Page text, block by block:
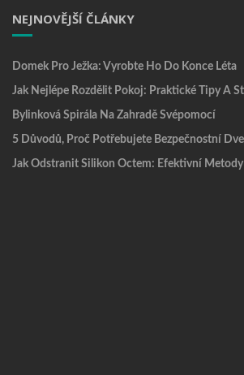
NEJNOVĚJŠÍ ČLÁNKY
Domek Pro Ježka: Vyrobte Ho Do Konce Léta
Jak Nejlépe Rozdělit Pokoj: Praktické Tipy A
Bylinková Spirála Na Zahradě Svépomocí
5 Důvodů, Proč Potřebujete Bezpečnostní
Jak Odstranit Silikon Octem: Efektivní